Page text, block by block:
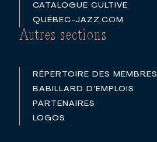
CATALOGUE CULTIVE
QUÉBEC-JAZZ.COM
Autres sections
RÉPERTOIRE DES MEMBRES
BABILLARD D’EMPLOIS
PARTENAIRES
LOGOS